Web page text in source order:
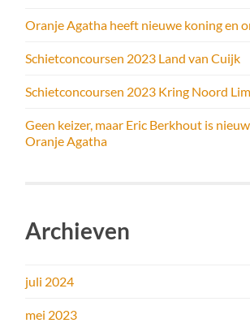
Oranje Agatha heeft nieuwe koning en
Schietconcoursen 2023 Land van Cuijk
Schietconcoursen 2023 Kring Noord
Geen keizer, maar Eric Berkhout is
Oranje Agatha
Archieven
juli 2024
mei 2023